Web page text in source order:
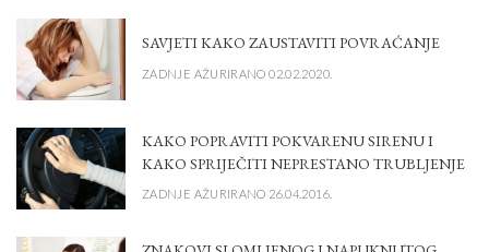
SAVJETI KAKO ZAUSTAVITI POVRAĆANJE
ZADNJE AŽURIRANO 02.02.2020.
KAKO POPRAVITI POKVARENU SIRENU I
KAKO SPRIJEČITI NEPRESTANO TRUBLJENJE
ZADNJE AŽURIRANO 26.04.2016.